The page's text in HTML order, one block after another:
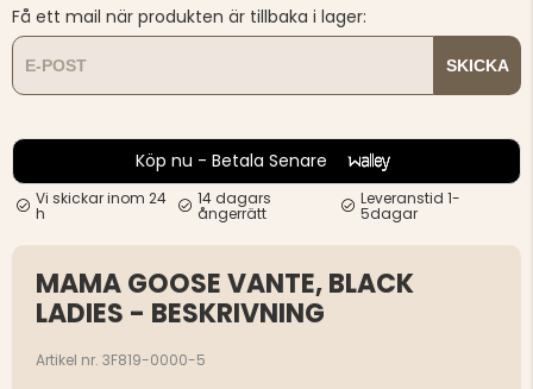
Få ett mail när produkten är tillbaka i lager:
SKICKA
Köp nu - Betala Senare
Vi skickar inom 24
h
14 dagars
ångerrätt
Leveranstid 1-
5dagar
MAMA GOOSE VANTE, BLACK
LADIES - BESKRIVNING
Artikel nr. 3F819-0000-5